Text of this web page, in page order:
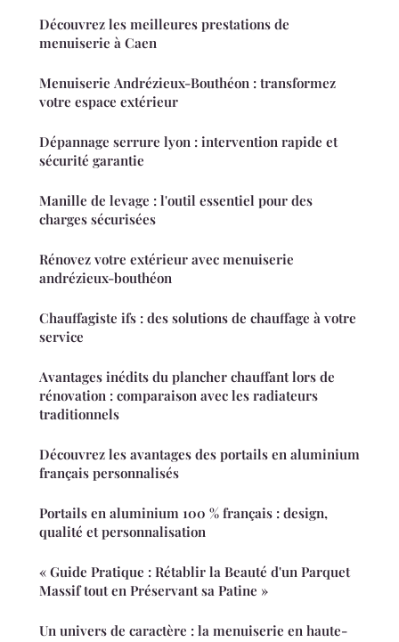
Découvrez les meilleures prestations de
menuiserie à Caen
Menuiserie Andrézieux-Bouthéon : transformez
votre espace extérieur
Dépannage serrure lyon : intervention rapide et
sécurité garantie
Manille de levage : l'outil essentiel pour des
charges sécurisées
Rénovez votre extérieur avec menuiserie
andrézieux-bouthéon
Chauffagiste ifs : des solutions de chauffage à votre
service
Avantages inédits du plancher chauffant lors de
rénovation : comparaison avec les radiateurs
traditionnels
Découvrez les avantages des portails en aluminium
français personnalisés
Portails en aluminium 100 % français : design,
qualité et personnalisation
« Guide Pratique : Rétablir la Beauté d'un Parquet
Massif tout en Préservant sa Patine »
Un univers de caractère : la menuiserie en haute-